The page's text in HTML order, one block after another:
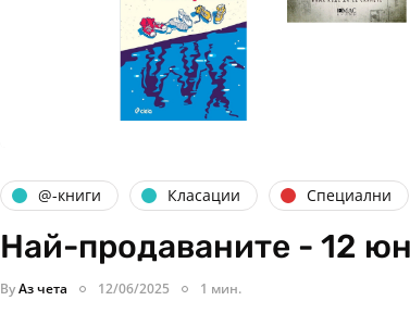
@-книги Класации Специални
Най-продаваните - 12
ByАз чета 12/06/2025 1 мин.